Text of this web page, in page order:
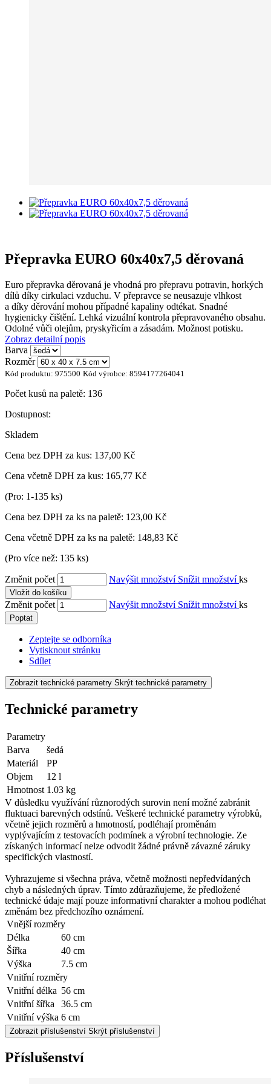
Přepravka EURO 60x40x7,5 děrovaná
Euro přepravka děrovaná je vhodná pro přepravu potravin, horkých
dílů díky cirkulaci vzduchu. V přepravce se neusazuje vlhkost
a díky děrování mohou případné kapaliny odtékat. Snadné
hygienicky čištění. Lehká vizuální kontrola přepravovaného obsahu.
Odolné vůči olejům, pryskyřicím a zásadám. Možnost potisku.
Zobraz detailní popis
Barva
Rozměr
Kód produktu: 975500 Kód výrobce: 8594177264041
Počet kusů na paletě: 136
Dostupnost:
Skladem
Cena bez DPH za kus: 137,00 Kč
Cena včetně DPH za kus: 165,77 Kč
(Pro: 1-135 ks)
Cena bez DPH za ks na paletě: 123,00 Kč
Cena včetně DPH za ks na paletě: 148,83 Kč
(Pro více než: 135 ks)
Změnit počet Navýšit množství Snížit množstvíks
Vložit do košíku
Změnit počet Navýšit množství Snížit množstvíks
Poptat
Zeptejte se odborníka
Vytisknout stránku
Sdílet
Zobrazit technické parametry Skrýt technické parametry
Technické parametry
Parametry
Barva
šedá
Materiál
PP
Objem
12 l
Hmotnost 1.03 kg
V důsledku využívání různorodých surovin není možné zabránit
fluktuaci barevných odstínů. Veškeré technické parametry výrobků,
včetně jejich rozměrů a hmotností, podléhají proměnám
vyplývajícím z testovacích podmínek a výrobní technologie. Ze
získaných informací nelze odvodit žádné právně závazné záruky
specifických vlastností.
Vyhrazujeme si všechna práva, včetně možnosti nepředvídaných
chyb a následných úprav. Tímto zdůrazňujeme, že předložené
technické údaje mají pouze informativní charakter a mohou podléhat
změnám bez předchozího oznámení.
Vnější rozměry
Délka
60 cm
Šířka
40 cm
Výška
7.5 cm
Vnitřní rozměry
Vnitřní délka 56 cm
Vnitřní šířka
36.5 cm
Vnitřní výška 6 cm
Zobrazit příslušenství Skrýt příslušenství
Příslušenství